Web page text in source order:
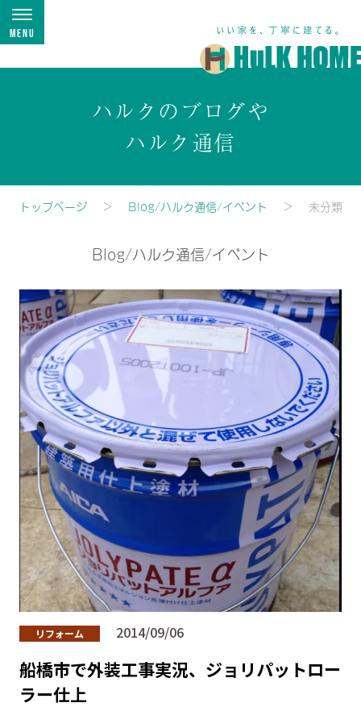
Menu
ハルクのブログや
ハルク通信
トップページ Blog/ハルク通信/イベント 未分類
Blog/ハルク通信/イベント
リフォーム 2014/09/06
船橋市で外装工事実況、ジョリパットロー
ラー仕上